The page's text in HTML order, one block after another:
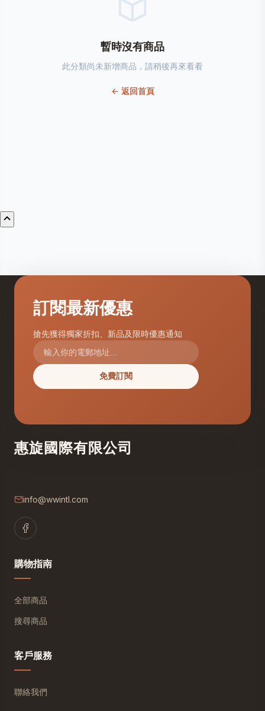
暫時沒有商品
此分類尚未新增商品，請稍後再來看看
← 返回首頁
訂閱最新優惠
搶先獲得獨家折扣、新品及限時優惠通知
免費訂閱
惠旋國際有限公司
info@wwintl.com
購物指南
全部商品
搜尋商品
客戶服務
聯絡我們